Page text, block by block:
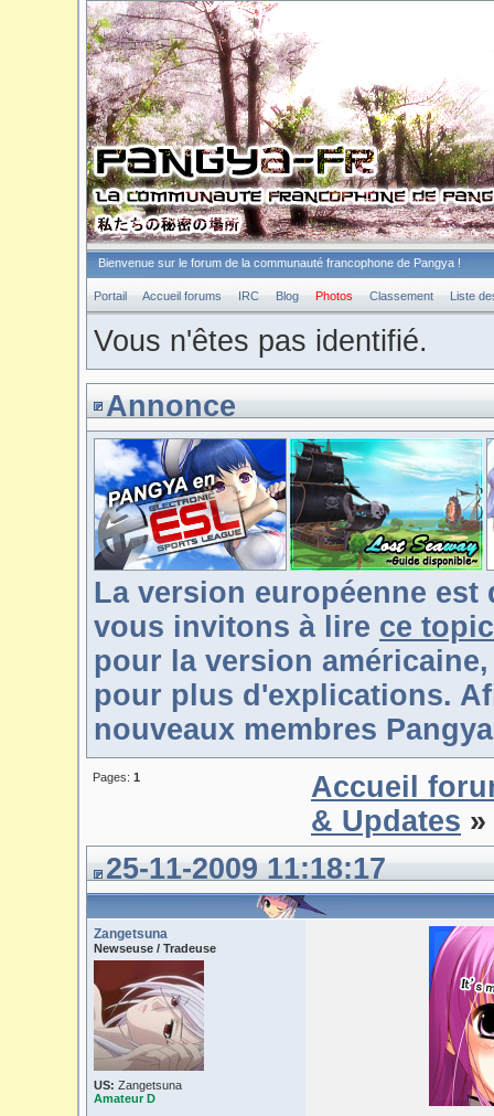
Bienvenue sur le forum de la communauté francophone de Pangya !
Portail Accueil forums IRC Blog Photos Classement Liste
Vous n'êtes pas identifié.
Annonce
La version européenne
vous invitons à lire ce topic
pour la version
pour plus d'explications.
nouveaux membres
Pages: 1
Accueil
& Updates
25-11-2009 11:18:17
Zangetsuna
Newseuse / Tradeuse
US: Zangetsuna
Amateur D